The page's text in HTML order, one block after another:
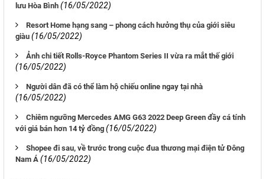
lưu Hòa Bình (16/05/2022)
Resort Home hạng sang – phong cách hưởng thụ của giới siêu
giàu (16/05/2022)
Ảnh chi tiết Rolls-Royce Phantom Series II vừa ra mắt thế giới
(16/05/2022)
Người dân đã có thể làm hộ chiếu online ngay tại nhà
(16/05/2022)
Chiêm ngưỡng Mercedes AMG G63 2022 Deep Green đầy cá tính
với giá bán hơn 14 tỷ đồng (16/05/2022)
Shopee đi sau, về trước trong cuộc đua thương mại điện tử Đông
Nam Á (16/05/2022)